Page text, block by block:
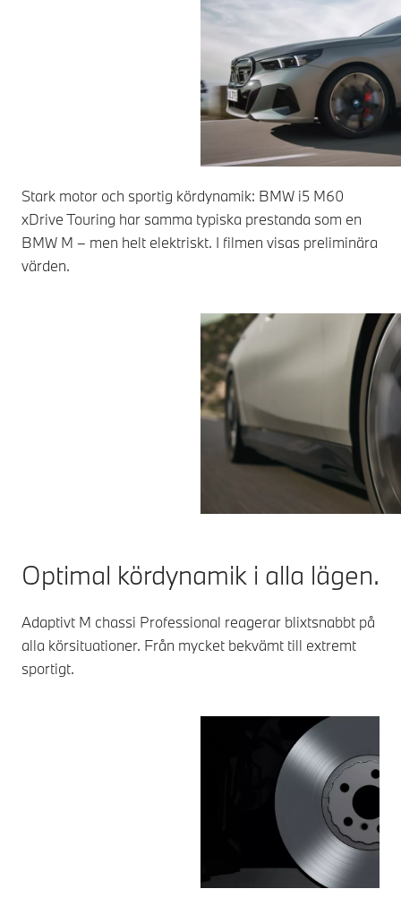
Stark motor och sportig kördynamik: BMW i5 M60
xDrive Touring har samma typiska prestanda som en
BMW M – men helt elektriskt. I filmen visas preliminära
värden.
Optimal kördynamik i alla lägen.
Adaptivt M chassi Professional reagerar blixtsnabbt på
alla körsituationer. Från mycket bekvämt till extremt
sportigt.